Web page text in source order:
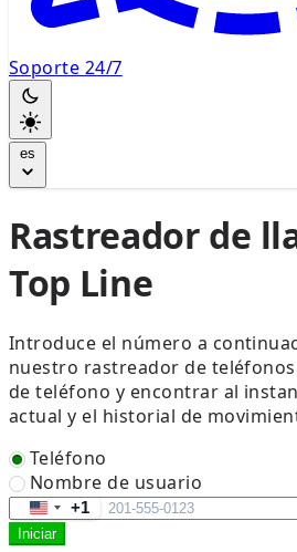
Soporte 24/7
es
Rastreador de
Top Line
Introduce el número a
nuestro rastreador de
de teléfono y encontrar al
actual y el historial de
Teléfono
Nombre de usuario
United
States
+1
Iniciar